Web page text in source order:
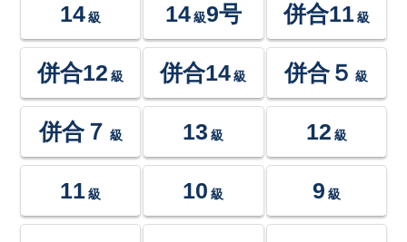
14 級 14級9号 併合11 級
併合12 級 併合14 級 併合５ 級
併合７ 級 13 級 12 級
11 級 10 級 9 級